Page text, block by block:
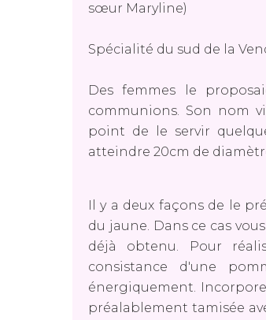
sœur Maryline)
Spécialité du sud de la
Des femmes le
communions. Son nom
point de le servir
atteindre 20cm de
Il y a deux façons de le
du jaune. Dans ce cas
déjà obtenu. Pour
consistance d'une
énergiquement.
préalablement tamisée